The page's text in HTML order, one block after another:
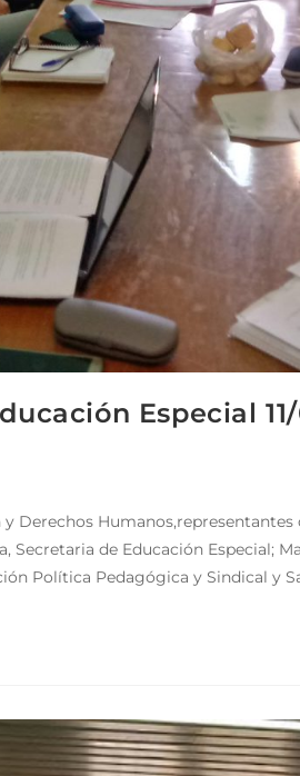
Especial
Derechos
Secretaria de Educación Especial;
Política Pedagógica y Sindical y